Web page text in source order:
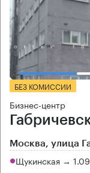
БЕЗ КОМИССИИ
Бизнес-центр
Москва, улица
Щукинская →